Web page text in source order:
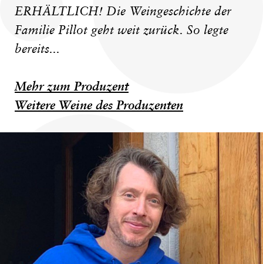
ERHÄLTLICH! Die Weingeschichte der
Familie Pillot geht weit zurück. So legte
bereits...
Mehr zum Produzent
Weitere Weine des Produzenten